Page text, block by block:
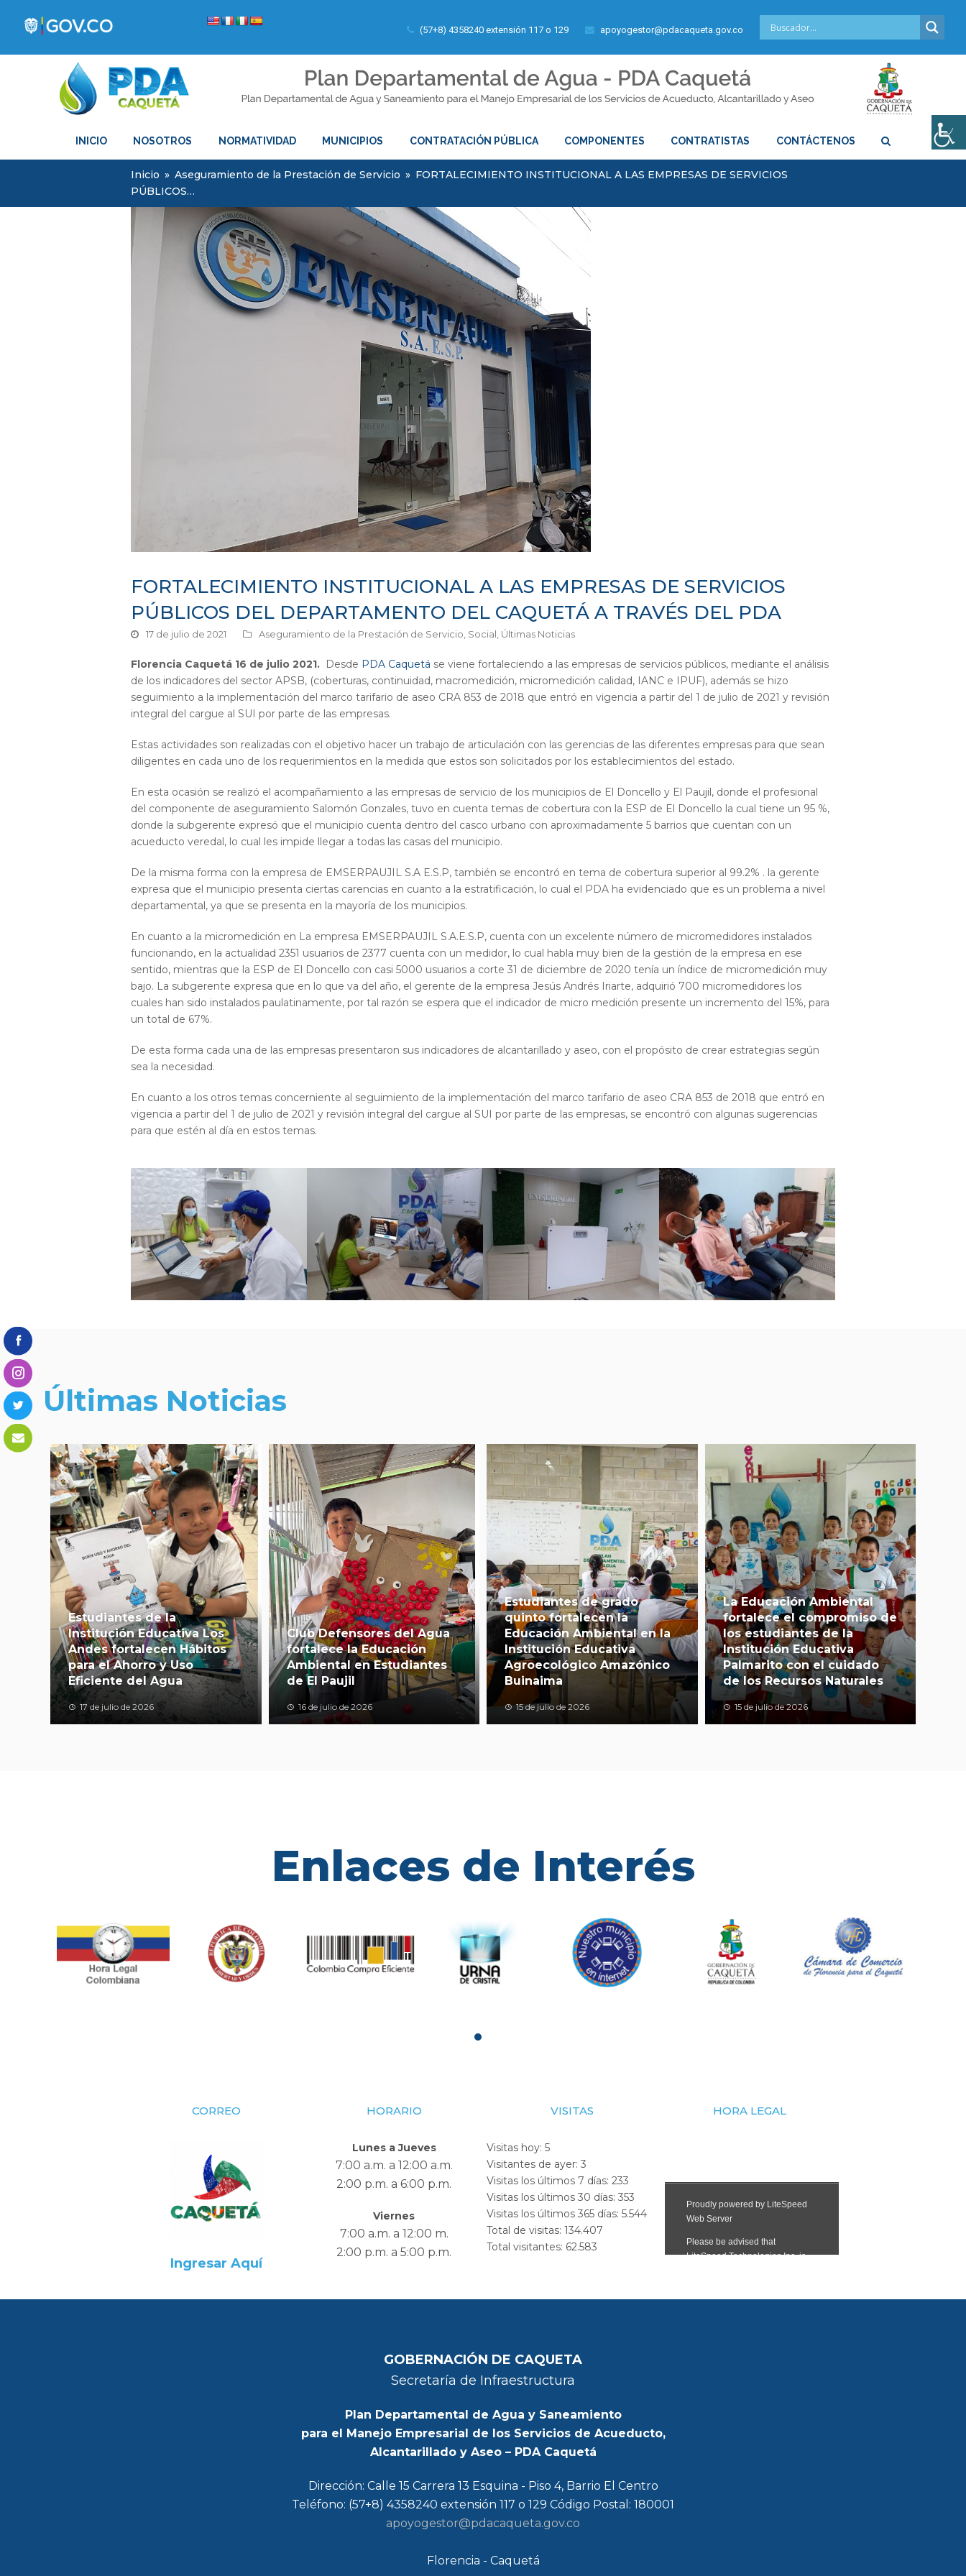
(57+8) 4358240 extensión 117 o 129 apoyogestor@pdacaqueta.gov.co
INICIO NOSOTROS NORMATIVIDAD MUNICIPIOS CONTRATACIÓN PÚBLICA COMPONENTES CONTRATISTAS CONTÁCTENOS
Inicio » Aseguramiento de la Prestación de Servicio » FORTALECIMIENTO INSTITUCIONAL A LAS EMPRESAS DE SERVICIOS
PÚBLICOS…
FORTALECIMIENTO INSTITUCIONAL A LAS EMPRESAS DE SERVICIOS
PÚBLICOS DEL DEPARTAMENTO DEL CAQUETÁ A TRAVÉS DEL PDA
17 de julio de 2021 Aseguramiento de la Prestación de Servicio Social Últimas Noticias
Florencia Caquetá 16 de julio 2021. Desde PDA Caquetá se viene fortaleciendo a las empresas de servicios públicos, mediante el análisis
de los indicadores del sector APSB, (coberturas, continuidad, macromedición, micromedición calidad, IANC e IPUF), además se hizo
seguimiento a la implementación del marco tarifario de aseo CRA 853 de 2018 que entró en vigencia a partir del 1 de julio de 2021 y revisión
integral del cargue al SUI por parte de las empresas.
Estas actividades son realizadas con el objetivo hacer un trabajo de articulación con las gerencias de las diferentes empresas para que sean
diligentes en cada uno de los requerimientos en la medida que estos son solicitados por los establecimientos del estado.
En esta ocasión se realizó el acompañamiento a las empresas de servicio de los municipios de El Doncello y El Paujil, donde el profesional
del componente de aseguramiento Salomón Gonzales, tuvo en cuenta temas de cobertura con la ESP de El Doncello la cual tiene un 95 %,
donde la subgerente expresó que el municipio cuenta dentro del casco urbano con aproximadamente 5 barrios que cuentan con un
acueducto veredal, lo cual les impide llegar a todas las casas del municipio.
De la misma forma con la empresa de EMSERPAUJIL S.A E.S.P, también se encontró en tema de cobertura superior al 99.2% . la gerente
expresa que el municipio presenta ciertas carencias en cuanto a la estratificación, lo cual el PDA ha evidenciado que es un problema a nivel
departamental, ya que se presenta en la mayoría de los municipios.
En cuanto a la micromedición en La empresa EMSERPAUJIL S.A.E.S.P, cuenta con un excelente número de micromedidores instalados
funcionando, en la actualidad 2351 usuarios de 2377 cuenta con un medidor, lo cual habla muy bien de la gestión de la empresa en ese
sentido, mientras que la ESP de El Doncello con casi 5000 usuarios a corte 31 de diciembre de 2020 tenía un índice de micromedición muy
bajo. La subgerente expresa que en lo que va del año, el gerente de la empresa Jesús Andrés Iriarte, adquirió 700 micromedidores los
cuales han sido instalados paulatinamente, por tal razón se espera que el indicador de micro medición presente un incremento del 15%, para
un total de 67%.
De esta forma cada una de las empresas presentaron sus indicadores de alcantarillado y aseo, con el propósito de crear estrategias según
sea la necesidad.
En cuanto a los otros temas concerniente al seguimiento de la implementación del marco tarifario de aseo CRA 853 de 2018 que entró en
vigencia a partir del 1 de julio de 2021 y revisión integral del cargue al SUI por parte de las empresas, se encontró con algunas sugerencias
para que estén al día en estos temas.
Últimas Noticias
Estudiantes de la
Institución Educativa Los
Andes fortalecen Hábitos
para el Ahorro y Uso
Eficiente del Agua
17 de julio de 2026
Club Defensores del Agua
fortalece la Educación
Ambiental en Estudiantes
de El Paujil
16 de julio de 2026
Estudiantes de grado
quinto fortalecen la
Educación Ambiental en la
Institución Educativa
Agroecológico Amazónico
Buinaima
15 de julio de 2026
La Educación Ambiental
fortalece el compromiso de
los estudiantes de la
Institución Educativa
Palmarito con el cuidado
de los Recursos Naturales
15 de julio de 2026
Enlaces de Interés
CORREO
Ingresar Aquí
HORARIO
Lunes a Jueves
7:00 a.m. a 12:00 a.m.
2:00 p.m. a 6:00 p.m.
Viernes
7:00 a.m. a 12:00 m.
2:00 p.m. a 5:00 p.m.
VISITAS
Visitas hoy: 5
Visitantes de ayer: 3
Visitas los últimos 7 días: 233
Visitas los últimos 30 días: 353
Visitas los últimos 365 días: 5.544
Total de visitas: 134.407
Total visitantes: 62.583
HORA LEGAL
GOBERNACIÓN DE CAQUETA
Secretaría de Infraestructura
Plan Departamental de Agua y Saneamiento
para el Manejo Empresarial de los Servicios de Acueducto,
Alcantarillado y Aseo – PDA Caquetá
Dirección: Calle 15 Carrera 13 Esquina - Piso 4, Barrio El Centro
Teléfono: (57+8) 4358240 extensión 117 o 129 Código Postal: 180001
apoyogestor@pdacaqueta.gov.co
Florencia - Caquetá